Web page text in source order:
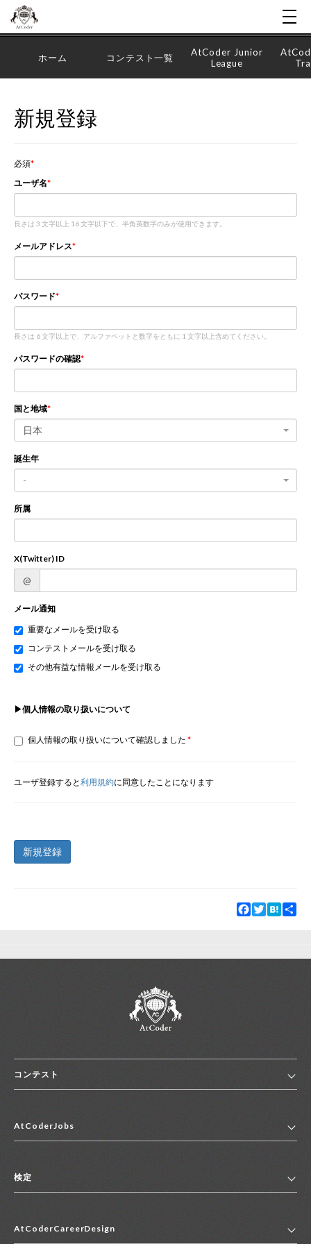
ホーム コンテスト一覧
AtCoder Junior
League
新規登録
必須
ユーザ名
長さは 3 文字以上 16 文字以下で、半角英数字のみが使用できます。
メールアドレス
パスワード
長さは 6 文字以上で、アルファベットと数字をともに 1 文字以上含めてください。
パスワードの確認
国と地域
日本
誕生年
-
所属
X(Twitter) ID
@
メール通知
重要なメールを受け取る
コンテストメールを受け取る
その他有益な情報メールを受け取る
▶個人情報の取り扱いについて
個人情報の取り扱いについて確認しました
ユーザ登録すると利用規約に同意したことになります
新規登録
Facebook
TwitterHatena
コンテスト
コンテスト一覧
便利リンク集
AtCoderJobs
2027年新卒採用求人一覧
中途採用求人一覧
検定
マイページ
AtCoderCareerDesign